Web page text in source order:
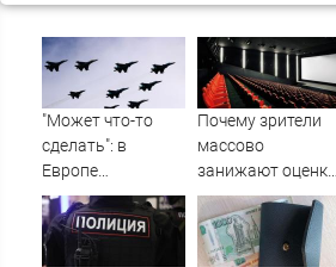
"Может что-то
сделать": в
Европе
высказались о
нападении
России
Почему зрители
массово
занижают оценки
новому "Колобку"